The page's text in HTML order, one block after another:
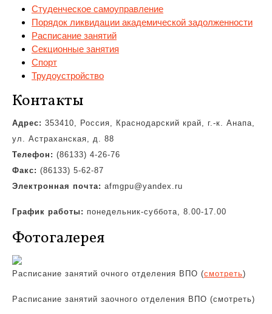
Студенческое самоуправление
Порядок ликвидации академической задолженности
Расписание занятий
Секционные занятия
Спорт
Трудоустройство
Контакты
Адрес: 353410, Россия, Краснодарский край, г.-к. Анапа,
ул. Астраханская, д. 88
Телефон: (86133) 4-26-76
Факс: (86133) 5-62-87
Электронная почта: afmgpu@yandex.ru
График работы: понедельник-суббота, 8.00-17.00
Фотогалерея
Расписание занятий очного отделения ВПО (смотреть)
Расписание занятий заочного отделения ВПО (смотреть)